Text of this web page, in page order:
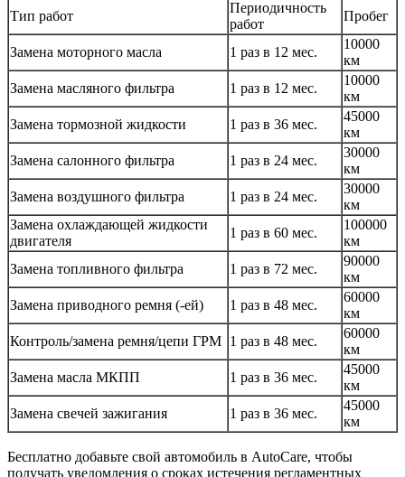
Тип работ
Периодичность
работ
Пробег
Замена моторного масла 1 раз в 12 мес.
10000
км
Замена масляного фильтра
1 раз в 12 мес.
10000
км
Замена тормозной жидкости
1 раз в 36 мес.
45000
км
Замена салонного фильтра
1 раз в 24 мес.
30000
км
Замена воздушного фильтра
1 раз в 24 мес.
30000
км
Замена охлаждающей жидкости
двигателя
1 раз в 60 мес.
100000
км
Замена топливного фильтра
1 раз в 72 мес.
90000
км
Замена приводного ремня (-ей)
1 раз в 48 мес.
60000
км
Контроль/замена ремня/цепи ГРМ 1 раз в 48 мес.
60000
км
Замена масла МКПП
1 раз в 36 мес.
45000
км
Замена свечей зажигания
1 раз в 36 мес.
45000
км
Бесплатно добавьте свой автомобиль в AutoCare, чтобы
получать уведомления о сроках истечения регламентных